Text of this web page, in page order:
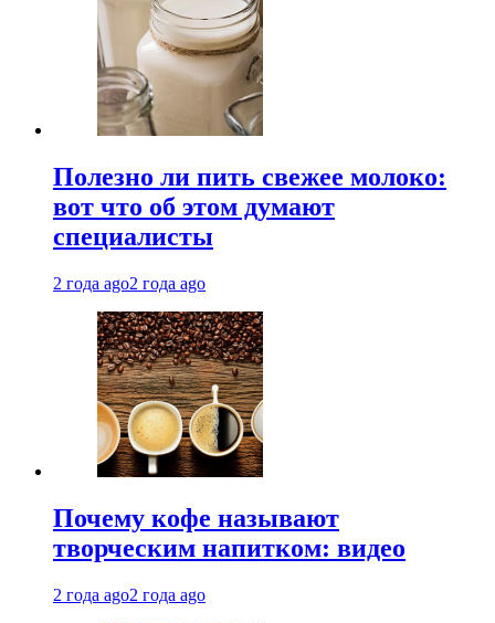
Полезно ли пить свежее молоко:
вот что об этом думают
специалисты
2 года ago2 года ago
Почему кофе называют
творческим напитком: видео
2 года ago2 года ago